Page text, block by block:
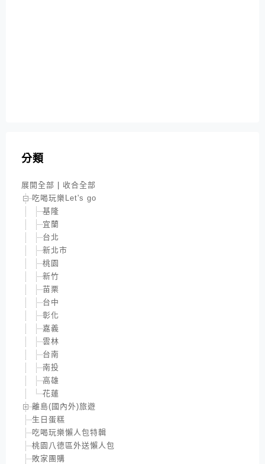
分類
展開全部
收合全部
吃喝玩樂Let's go
基隆
宜蘭
台北
新北市
桃園
新竹
苗栗
台中
彰化
嘉義
雲林
台南
南投
高雄
花蓮
離島(國內外)旅遊
生日蛋糕
吃喝玩樂懶人包特輯
桃園八德區外送懶人包
敗家團購